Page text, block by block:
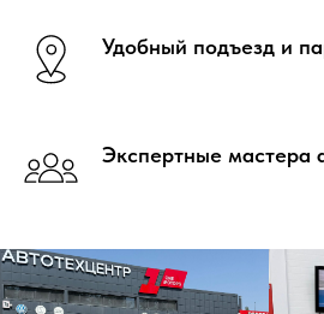
Удобный подъезд и
Экспертные мастера